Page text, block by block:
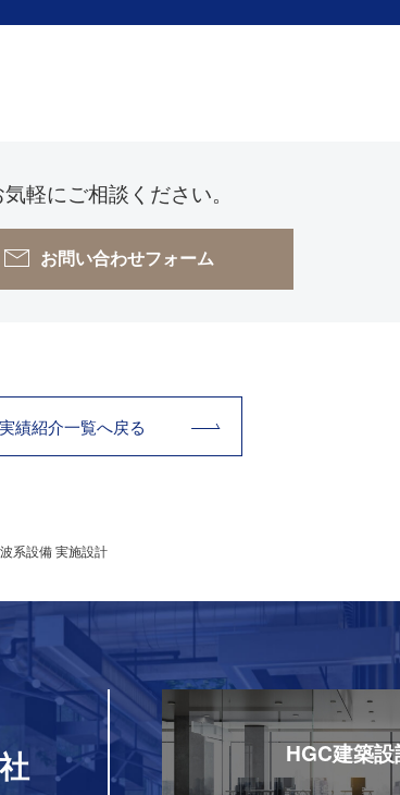
軽にご相談ください。
お問い合わせフォーム
実績紹介⼀覧へ戻る
系設備 実施設計
HGC建築